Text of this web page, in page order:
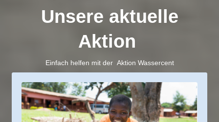
Unsere aktuelle
Aktion
Einfach helfen mit der Aktion Wassercent